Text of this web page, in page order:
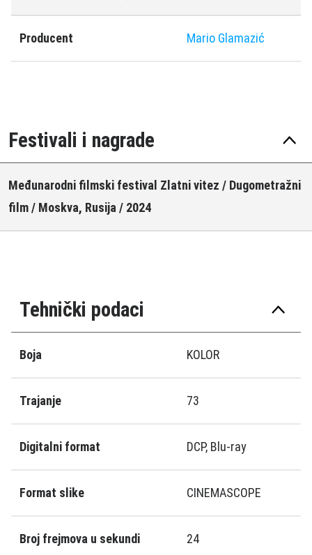
Producent Mario Glamazić
Festivali i nagrade
Međunarodni filmski festival Zlatni vitez / Dugometražni
film / Moskva, Rusija / 2024
Tehnički podaci
Boja KOLOR
Trajanje 73
Digitalni format DCP, Blu-ray
Format slike CINEMASCOPE
Broj frejmova u sekundi 24